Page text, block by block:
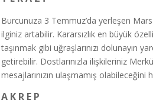
Burcunuza 3 Temmuz’da yerleşen
ilginiz artabilir. Kararsızlık en büyük
taşınmak gibi uğraşlarınızı dolunayın
getirebilir. Dostlarınızla ilişkileriniz
mesajlarınızın ulaşmamış olabileceğini
A K R E P